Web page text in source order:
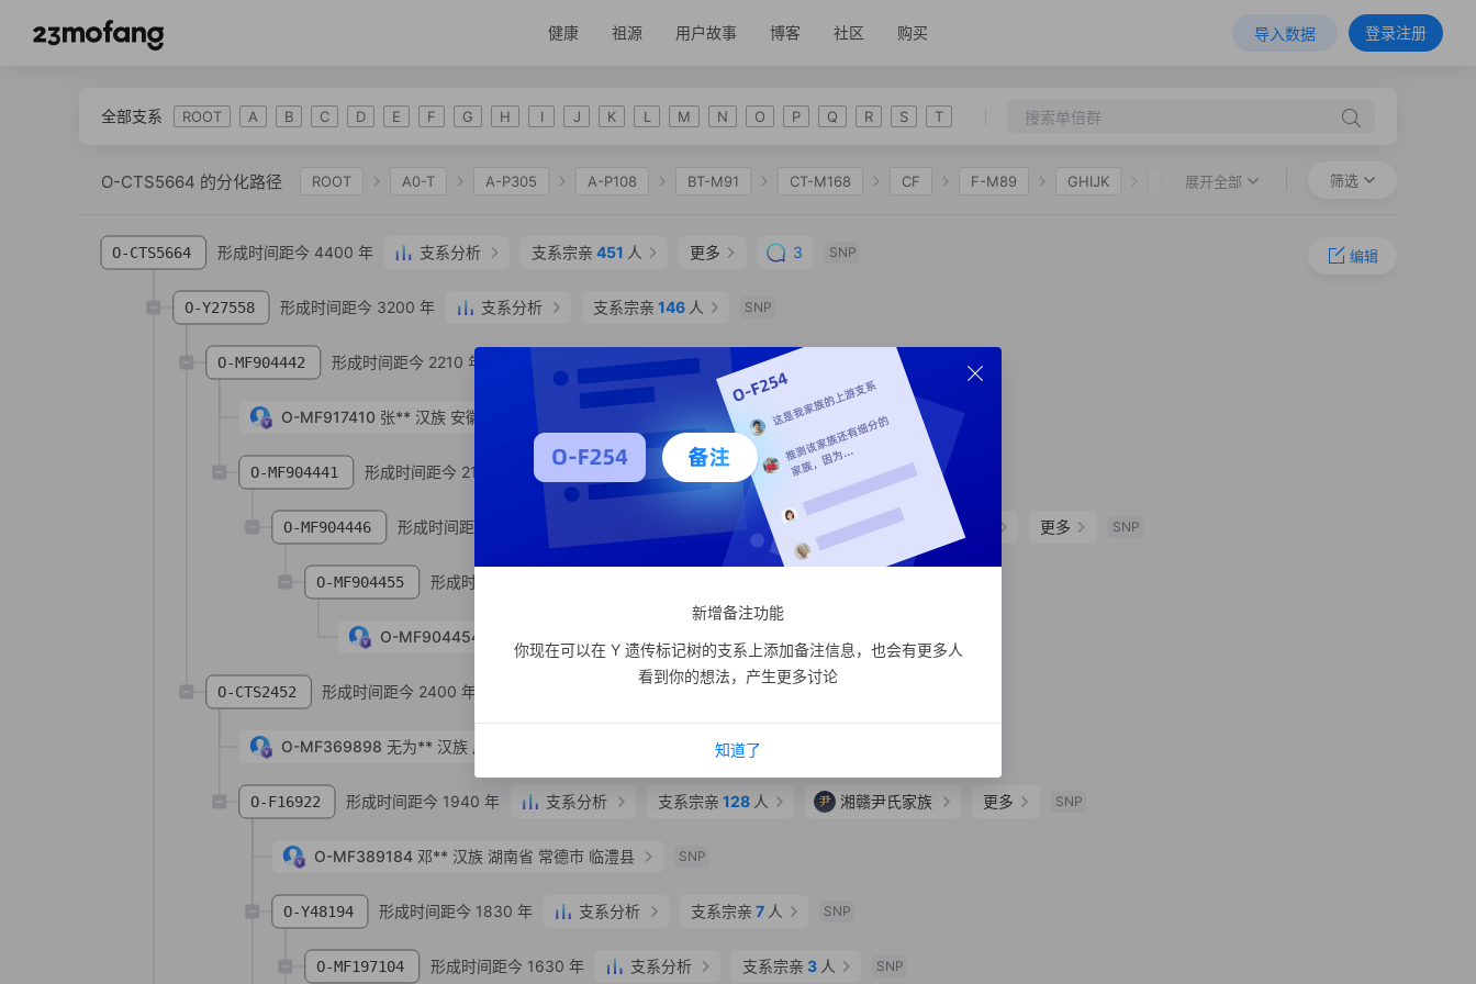
健康 祖源 用户故事 博客 社区 购买 导入数据 登录注册
全部支系 ROOT A B C D E F G H I J K L M N O P Q R S T
O-CTS5664 的分化路径 ROOT A0-T A-P305 A-P108 BT-M91 CT-M168 CF F-M89 GHIJK HIJK
O-M1470 O-PK4 O-F838 O-CTS3857 O-CTS4728 O-F714 O-F834
展开全部 筛选
O-CTS5664 形成时间距今 4400 年 支系分析 支系宗亲 451 人 更多 3 SNP
O-Y27558 形成时间距今 3200 年 支系分析 支系宗亲 146 人 SNP
O-MF904442 形成时间距今 2210 年 支系宗亲 SNP
O-CTS2452 形成时间距今 2400 年
O-MF917410 张** 汉族 安徽省 阜阳市 临泉县
O-MF904441 形成时间距今 2190 年 支系宗亲 4人 SNP
O-MF369898 无为** 汉族 广西壮族自治区 玉林市 陆川县 SNP
O-F16922 形成时间距今 1940 年 支系分析 支系宗亲 128 人 尹 湘赣尹氏家族 更多 SNP
O-MF904446 形成时间距今 460 年 3 人 殷 山东微山殷氏家族 更多 SNP
O-MF389184 邓** 汉族 湖南省 常德市 临澧县 SNP
O-Y48194 形成时间距今 1830 年 支系分析 支系宗亲 7 人 SNP
O-MF904455 形成时间距今 420 年
O-MF197104 形成时间距今 1630 年 支系分析 支系宗亲 3 人 SNP
O-MF904454
编辑
新增备注功能
你现在可以在 Y 遗传标记树的支系上添加备注信息，也会有更多人
看到你的想法，产生更多讨论
知道了